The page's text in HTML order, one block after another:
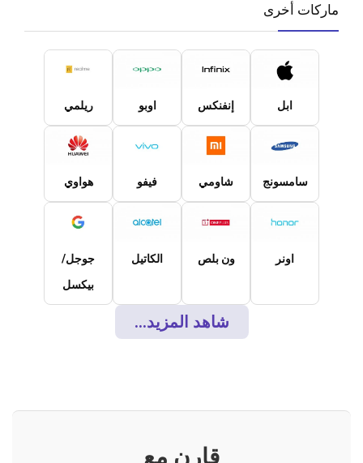
ماركات أخرى
ابل إنفنكس اوبو ريلمي
سامسونج شاومي فيفو هواوي
اونر ون بلص الكاتيل
جوجل/
بيكسل
شاهد المزيد...
قارن مع